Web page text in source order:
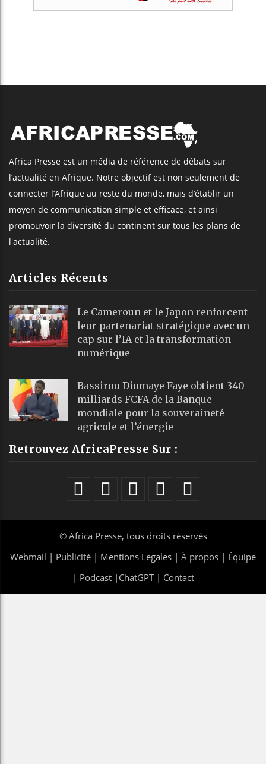
Africa Presse est un média de référence de débats sur
l’actualité en Afrique. Notre objectif est non seulement de
connecter l’Afrique au reste du monde, mais d’établir un
moyen de communication simple et efficace, et ainsi
promouvoir la diversité du continent sur tous les plans de
l'actualité.
Articles Récents
Le Cameroun et le Japon renforcent
leur partenariat stratégique avec un
cap sur l’IA et la transformation
numérique
Bassirou Diomaye Faye obtient 340
milliards FCFA de la Banque
mondiale pour la souveraineté
agricole et l’énergie
Retrouvez AfricaPresse Sur :
© Africa Presse, tous droits réservés
Webmail | Publicité | Mentions Legales | À propos | Équipe
| Podcast| ChatGPT| Contact